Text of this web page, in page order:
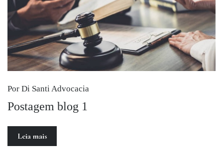
Por Di Santi Advocacia
Postagem blog 1
Leia mais